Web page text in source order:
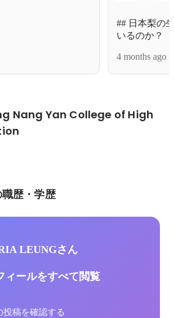
## 日本梨の
いるのか？
4 months ago
Nang Yan College of High
歴・学歴
LEUNGさん
ィールをすべて閲覧
投稿を確認する